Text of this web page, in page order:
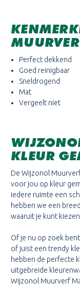
Perfect dekkend
Goed reinigbaar
Sneldrogend
Mat
Vergeelt niet
KLEUR
De Wijzonol
voor jou op kleur
iedere ruimte een
hebben we een
waaruit je kunt
Of je nu op zoek
of juist een trendy
hebben de perfecte
uitgebreide
Wijzonol Muurverf